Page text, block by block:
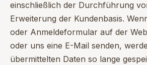
einschließlich der Durchführung
Erweiterung der Kundenbasis.
oder Anmeldeformular auf der
oder uns eine E-Mail senden,
übermittelten Daten so lange